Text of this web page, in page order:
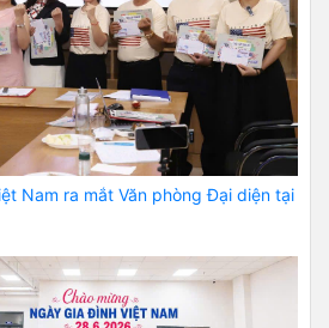
Nam ra mắt Văn phòng Đại diện tại